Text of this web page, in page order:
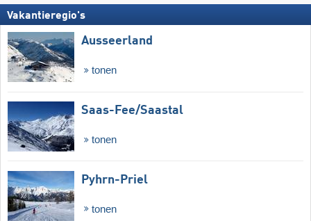
Vakantieregio's
Ausseerland
tonen
Saas-Fee/​Saastal
tonen
Pyhrn-Priel
tonen